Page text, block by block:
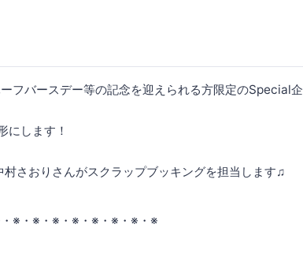
フバースデー等の記念を迎えられる方限定のSpecial企
にします！
さおりさんがスクラップブッキングを担当します♫
※・※・※・※・※・※・※・※